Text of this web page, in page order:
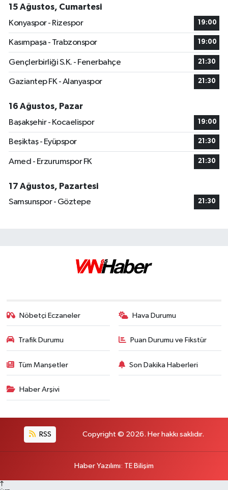
15 Ağustos, Cumartesi
Konyaspor - Rizespor
19:00
Kasımpaşa - Trabzonspor 19:00
Gençlerbirliği S.K. - Fenerbahçe 21:30
Gaziantep FK - Alanyaspor 21:30
16 Ağustos, Pazar
Başakşehir - Kocaelispor
19:00
Beşiktaş - Eyüpspor 21:30
Amed - Erzurumspor FK 21:30
17 Ağustos, Pazartesi
Samsunspor - Göztepe
21:30
Nöbetçi Eczaneler Hava Durumu
Trafik Durumu Puan Durumu ve Fikstür
Tüm Manşetler Son Dakika Haberleri
Haber Arşivi
RSS Copyright © 2026. Her hakkı saklıdır.
Haber Yazılımı: TE Bilişim